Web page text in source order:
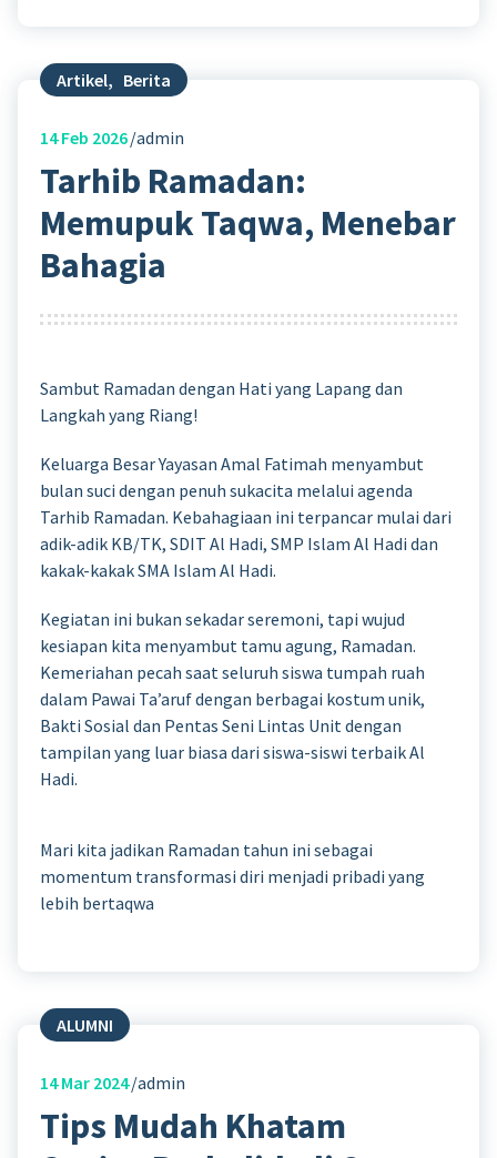
Artikel, Berita
14Feb 2026 admin
Tarhib Ramadan:
Memupuk Taqwa, Menebar
Bahagia
Sambut Ramadan dengan Hati yang Lapang dan
Langkah yang Riang!
Keluarga Besar Yayasan Amal Fatimah menyambut
bulan suci dengan penuh sukacita melalui agenda
Tarhib Ramadan. Kebahagiaan ini terpancar mulai dari
adik-adik KB/TK, SDIT Al Hadi, SMP Islam Al Hadi dan
kakak-kakak SMA Islam Al Hadi.
Kegiatan ini bukan sekadar seremoni, tapi wujud
kesiapan kita menyambut tamu agung, Ramadan.
Kemeriahan pecah saat seluruh siswa tumpah ruah
dalam Pawai Ta’aruf dengan berbagai kostum unik,
Bakti Sosial dan Pentas Seni Lintas Unit dengan
tampilan yang luar biasa dari siswa-siswi terbaik Al
Hadi.
Mari kita jadikan Ramadan tahun ini sebagai
momentum transformasi diri menjadi pribadi yang
lebih bertaqwa
ALUMNI
14Mar 2024 admin
Tips Mudah Khatam